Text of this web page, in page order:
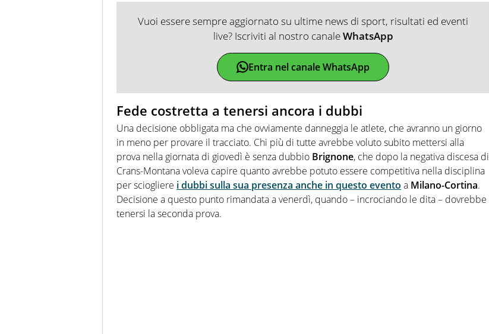
Vuoi essere sempre aggiornato su ultime news di sport, risultati ed eventi
live? Iscriviti al nostro canaleWhatsApp
Entra nel canale WhatsApp
Fede costretta a tenersi ancora i dubbi
Una decisione obbligata ma che ovviamente danneggia le atlete, che avranno un giorno
in meno per provare il tracciato. Chi più di tutte avrebbe voluto subito mettersi alla
prova nella giornata di giovedì è senza dubbio Brignone, che dopo la negativa discesa di
Crans-Montana voleva capire quanto avrebbe potuto essere competitiva nella disciplina
per sciogliere i dubbi sulla sua presenza anche in questo evento a Milano-Cortina.
Decisione a questo punto rimandata a venerdì, quando – incrociando le dita – dovrebbe
tenersi la seconda prova.